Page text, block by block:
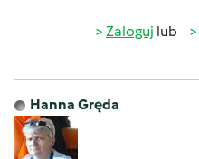
Zaloguj lub
Hanna Gręda